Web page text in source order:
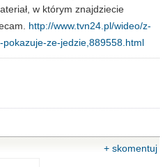
w którym znajdziecie
http://www.tvn24.pl/wideo/z-
ze-jedzie,889558.html
+ skomentuj